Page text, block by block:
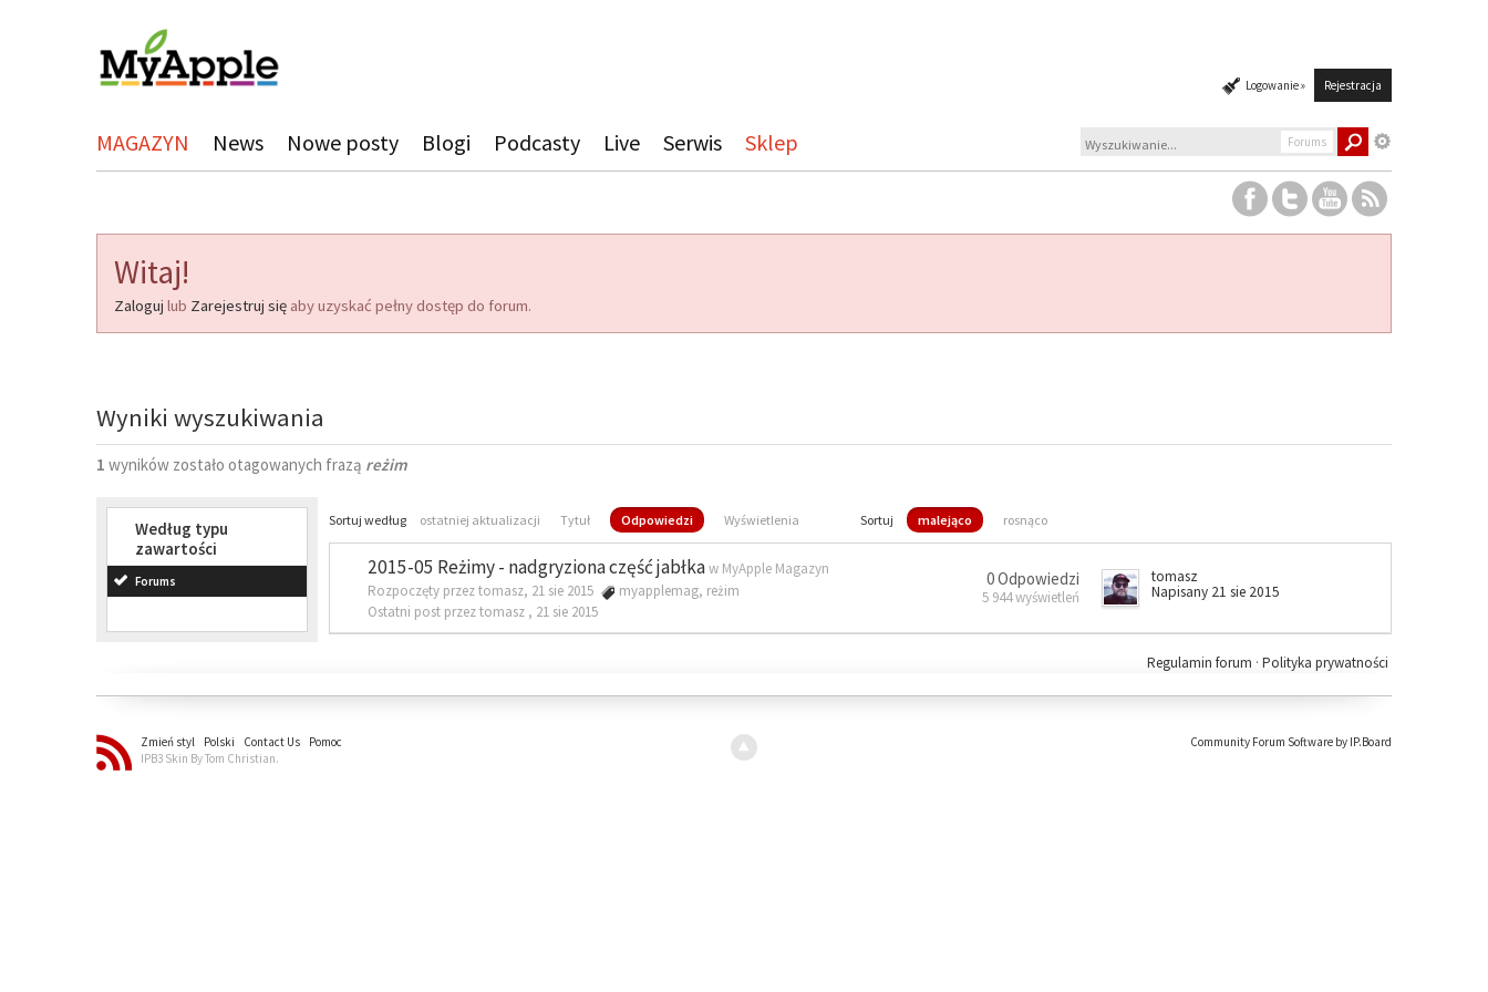
Logowanie » Rejestracja
MAGAZYN News Nowe posty Blogi Podcasty Live Serwis Sklep Forums
Witaj!
Zaloguj lub Zarejestruj się aby uzyskać pełny dostęp do forum.
Wyniki wyszukiwania
1 wyników zostało otagowanych frazą reżim
Według typu
zawartości
Forums
Sortuj według ostatniej aktualizacji Tytuł Odpowiedzi Wyświetlenia Sortuj malejąco rosnąco
2015-05 Reżimy - nadgryziona część jabłkaw MyApple Magazyn
Rozpoczęty przez tomasz, 21 sie 2015
myapplemag, reżim
Ostatni post przez tomasz , 21 sie 2015
0 Odpowiedzi
5 944 wyświetleń
tomasz
Napisany 21 sie 2015
Polityka prywatności
Regulamin forum ·
Zmień styl Polski Contact Us
Pomoc
IPB3 Skin By Tom Christian.
Community Forum Software by IP.Board